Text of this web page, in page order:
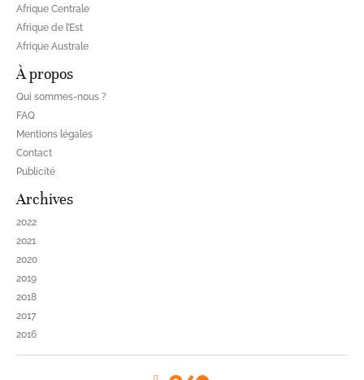
Afrique Centrale
Afrique de l’Est
Afrique Australe
À propos
Qui sommes-nous ?
FAQ
Mentions légales
Contact
Publicité
Archives
2022
2021
2020
2019
2018
2017
2016